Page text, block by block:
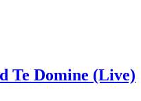
Te Domine (Live)